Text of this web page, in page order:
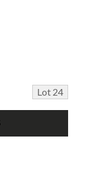
Lot 24